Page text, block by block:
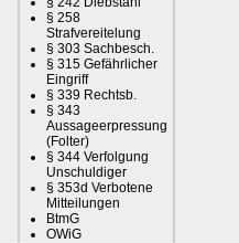
§ 258
Strafvereitelung
§ 303 Sachbesch.
§ 315 Gefährlicher
Eingriff
§ 339 Rechtsb.
§ 343
Aussageerpressung
(Folter)
§ 344 Verfolgung
Unschuldiger
§ 353d Verbotene
Mitteilungen
BtmG
OWiG